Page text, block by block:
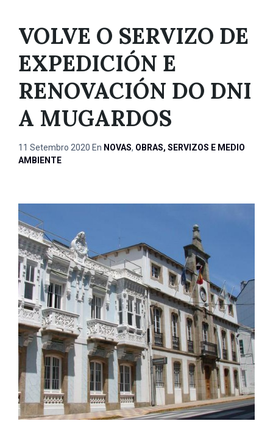
VOLVE O SERVIZO DE
EXPEDICIÓN E
RENOVACIÓN DO DNI
A MUGARDOS
11 Setembro 2020 En NOVAS, OBRAS, SERVIZOS E MEDIO
AMBIENTE